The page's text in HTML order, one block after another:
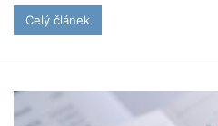
Celý článek